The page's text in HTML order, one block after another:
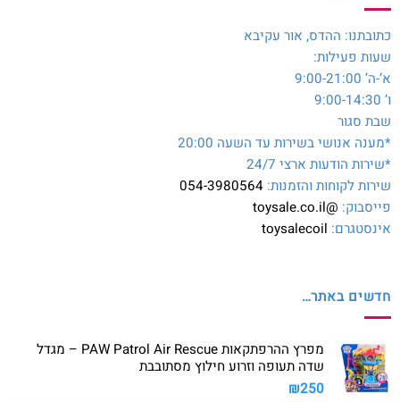
כתובתנו: ההדס, אור עקיבא
שעות פעילות:
א’-ה’ 9:00-21:00
ו’ 9:00-14:30
שבת סגור
*מענה אנושי בשירות עד השעה 20:00
*שירות הודעות ארצי 24/7
שירות לקוחות והזמנות: 054-3980564
פייסבוק: @toysale.co.il
אינסטגרם: toysalecoil
חדשים באתר…
מפרץ ההרפתקאות PAW Patrol Air Rescue – מגדל
שדה תעופה וזרוע חילוץ מסתובבת
₪250